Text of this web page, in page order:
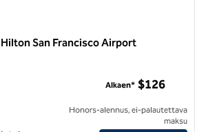
Hilton San Francisco Airport
Alkaen* $126
Honors-alennus, ei-palautettava
maksu